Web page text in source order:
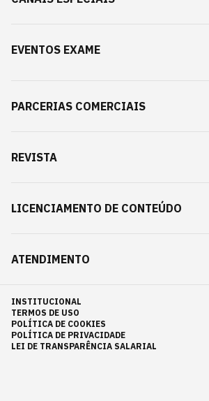
EVENTOS EXAME
PARCERIAS COMERCIAIS
REVISTA
LICENCIAMENTO DE CONTEÚDO
ATENDIMENTO
INSTITUCIONAL
TERMOS DE USO
POLÍTICA DE COOKIES
POLÍTICA DE PRIVACIDADE
LEI DE TRANSPARÊNCIA SALARIAL